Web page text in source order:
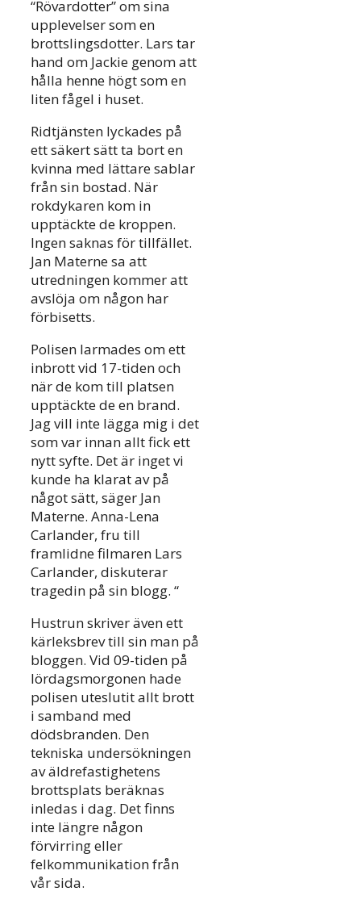
“Rövardotter” om sina
upplevelser som en
brottslingsdotter. Lars tar
hand om Jackie genom att
hålla henne högt som en
liten fågel i huset.
Ridtjänsten lyckades på
ett säkert sätt ta bort en
kvinna med lättare sablar
från sin bostad. När
rokdykaren kom in
upptäckte de kroppen.
Ingen saknas för tillfället.
Jan Materne sa att
utredningen kommer att
avslöja om någon har
förbisetts.
Polisen larmades om ett
inbrott vid 17-tiden och
när de kom till platsen
upptäckte de en brand.
Jag vill inte lägga mig i det
som var innan allt fick ett
nytt syfte. Det är inget vi
kunde ha klarat av på
något sätt, säger Jan
Materne. Anna-Lena
Carlander, fru till
framlidne filmaren Lars
Carlander, diskuterar
tragedin på sin blogg. “
Hustrun skriver även ett
kärleksbrev till sin man på
bloggen. Vid 09-tiden på
lördagsmorgonen hade
polisen uteslutit allt brott
i samband med
dödsbranden. Den
tekniska undersökningen
av äldrefastighetens
brottsplats beräknas
inledas i dag. Det finns
inte längre någon
förvirring eller
felkommunikation från
vår sida.